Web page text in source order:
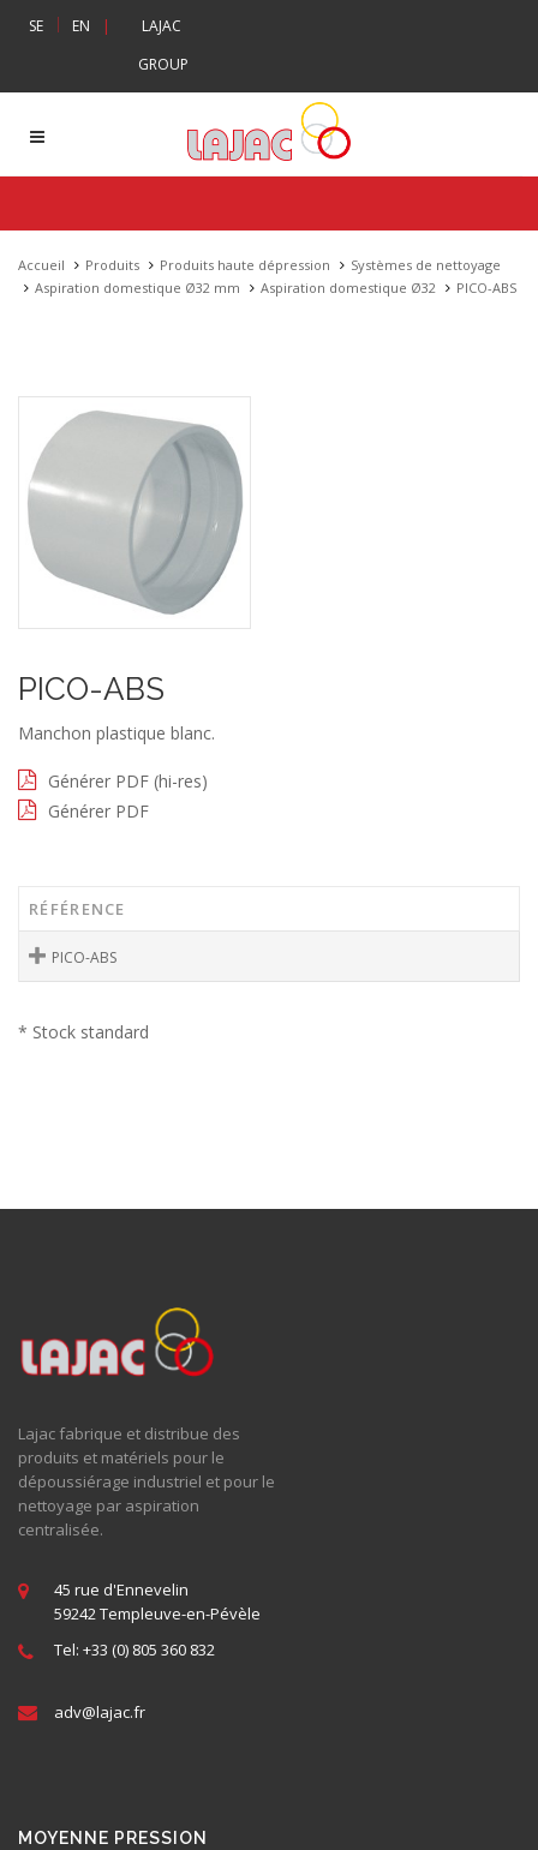
SE | EN |
LAJAC
GROUP
Accueil Produits Produits haute dépression
Systèmes de nettoyage
Aspiration domestique Ø32 mm
Aspiration domestique Ø32 PICO-ABS
PICO-ABS
Manchon plastique blanc.
Générer PDF (hi-res)
Générer PDF
RÉFÉRENCE
PICO-ABS
* Stock standard
Lajac fabrique et distribue des
produits et matériels pour le
dépoussiérage industriel et pour le
nettoyage par aspiration
centralisée.
45 rue d'Ennevelin
59242 Templeuve-en-Pévèle
Tel: +33 (0) 805 360 832
adv@lajac.fr
MOYENNE PRESSION